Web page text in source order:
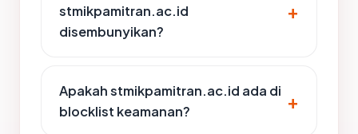
stmikpamitran.ac.id
disembunyikan?
Apakah stmikpamitran.ac.id ada di
blocklist keamanan?